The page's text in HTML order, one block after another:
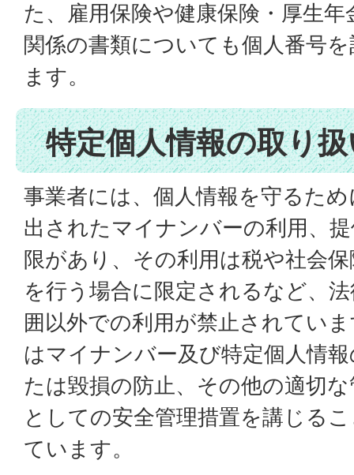
た、雇用保険や健康保険・厚生
関係の書類についても個人番号
ます。
特定個人情報の取り
事業者には、個人情報を守るた
出されたマイナンバーの利用、
限があり、その利用は税や社会
を行う場合に限定されるなど、
囲以外での利用が禁止されてい
はマイナンバー及び特定個人情
たは毀損の防止、その他の適切
としての安全管理措置を講じる
ています。